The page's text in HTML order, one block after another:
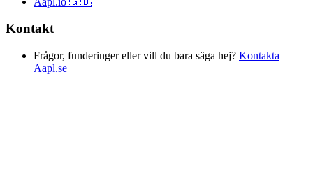
Kontakt
Frågor, funderinger eller vill du bara säga hej? Kontakta
Aapl.se